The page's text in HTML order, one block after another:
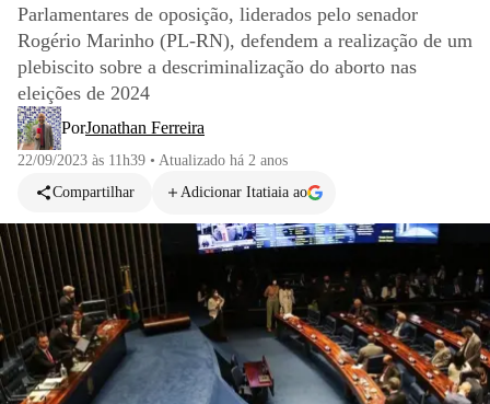
Parlamentares de oposição, liderados pelo senador
Rogério Marinho (PL-RN), defendem a realização de um
plebiscito sobre a descriminalização do aborto nas
eleições de 2024
PorJonathan Ferreira
22/09/2023 às 11h39 • Atualizado há 2 anos
Compartilhar
Adicionar Itatiaia ao